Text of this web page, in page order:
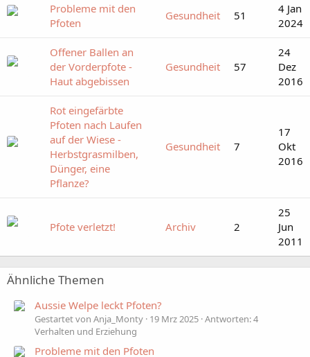
Probleme mit den
Pfoten
Gesundheit 51
4 Jan
2024
Offener Ballen an
der Vorderpfote -
Haut abgebissen
Gesundheit 57
24
Dez
2016
Rot eingefärbte
Pfoten nach Laufen
auf der Wiese -
Herbstgrasmilben,
Dünger, eine
Pflanze?
Gesundheit 7
17
Okt
2016
Pfote verletzt! Archiv 2
25
Jun
2011
Ähnliche Themen
Aussie Welpe leckt Pfoten?
Gestartet von Anja_Monty 19 Mrz 2025 Antworten: 4
Verhalten und Erziehung
Probleme mit den Pfoten